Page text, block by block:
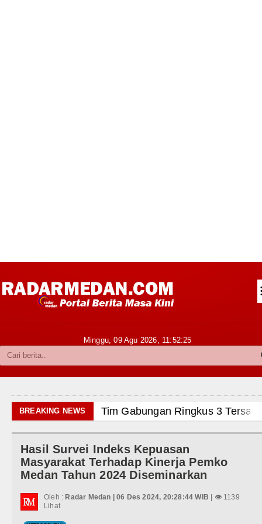
Kabupaten Karo
Politik
Hiburan
Olahraga
Minggu, 09 Agu 2026, 11:52:26
BREAKING NEWSTim Gabungan Ringkus 3 Tersangka
Emma Raducanu Absen di Grand Slam
Juventus Dikalahkan Inter Milan di Laga
Chelsea Gilas AC Milan di Laga
Hasil Survei Indeks Kepuasan
Masyarakat Terhadap Kinerja Pemko
Medan Tahun 2024 Diseminarkan
Oleh : Radar Medan | 06 Des 2024, 20:28:44 WIB | 👁 1139
Lihat